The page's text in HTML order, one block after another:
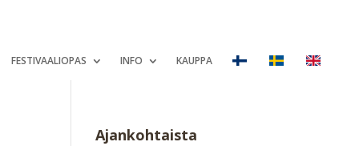
FESTIVAALIOPAS INFO KAUPPA
Ajankohtaista